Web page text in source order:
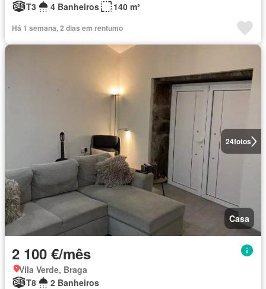
T3
4 Banheiros 140 m²
Há 1 semana, 2 dias em rentumo
24fotos
Casa
2 100 €/mês
Vila Verde, Braga
T8
2 Banheiros